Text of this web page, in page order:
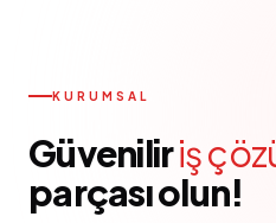
KURUMSAL
Güveniliriş
parçası olun!